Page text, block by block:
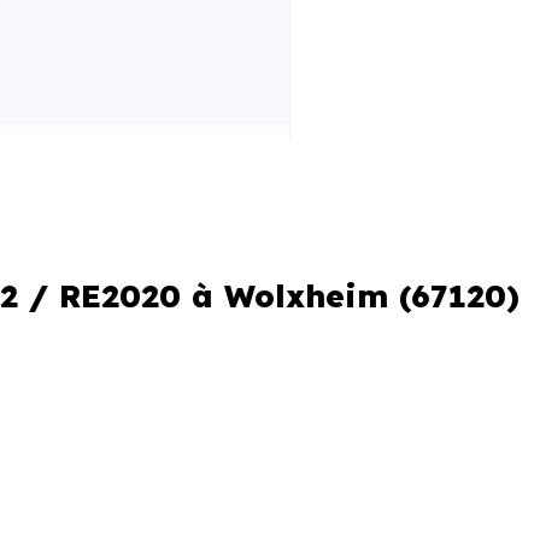
locale
C’est aussi comprendre les
ne se valent pas, et les
/ RE2020 à Wolxheim (67120)